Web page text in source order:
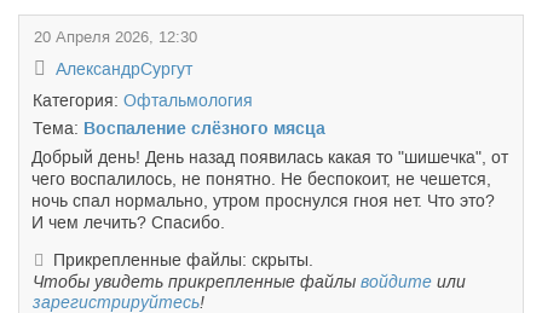
20 Апреля 2026, 12:30
АлександрСургут
Категория: Офтальмология
Тема: Воспаление слёзного мясца
Добрый день! День назад появилась какая то "шишечка", от
чего воспалилось, не понятно. Не беспокоит, не чешется,
ночь спал нормально, утром проснулся гноя нет. Что это?
И чем лечить? Спасибо.
Прикрепленные файлы: скрыты.
Чтобы увидеть прикрепленные файлы войдите или
зарегистрируйтесь!